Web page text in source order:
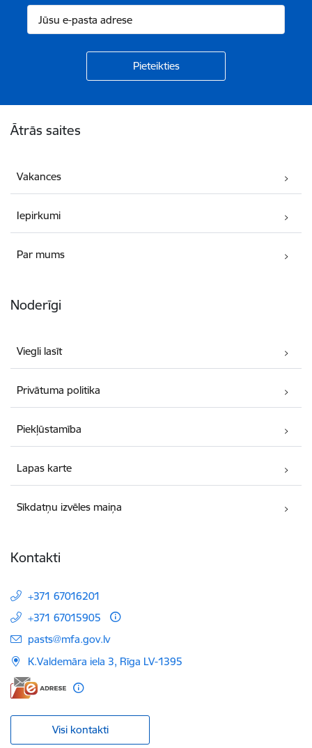
Ātrās saites
Vakances
Iepirkumi
Par mums
Noderīgi
Viegli lasīt
Privātuma politika
Piekļūstamība
Lapas karte
Sīkdatņu izvēles maiņa
Kontakti
+371 67016201
+371 67015905
E-pasts:
pasts@mfa.gov.lv
K.Valdemāra iela 3, Rīga LV-1395
Visi kontakti